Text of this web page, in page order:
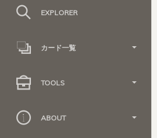
EXPLORER
カード一覧
TOOLS
ABOUT